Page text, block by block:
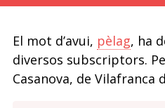
El mot d’avui, pèlag, ha
diversos subscriptors.
Casanova, de Vilafranca